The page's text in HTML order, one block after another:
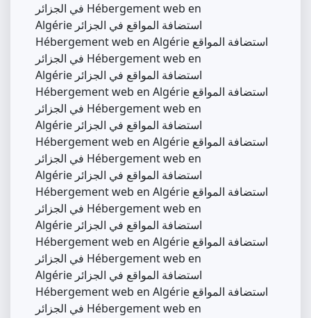
في الجزائر Hébergement web en
Algérie استضافة المواقع في الجزائر
Hébergement web en Algérie استضافة المواقع
في الجزائر Hébergement web en
Algérie استضافة المواقع في الجزائر
Hébergement web en Algérie استضافة المواقع
في الجزائر Hébergement web en
Algérie استضافة المواقع في الجزائر
Hébergement web en Algérie استضافة المواقع
في الجزائر Hébergement web en
Algérie استضافة المواقع في الجزائر
Hébergement web en Algérie استضافة المواقع
في الجزائر Hébergement web en
Algérie استضافة المواقع في الجزائر
Hébergement web en Algérie استضافة المواقع
في الجزائر Hébergement web en
Algérie استضافة المواقع في الجزائر
Hébergement web en Algérie استضافة المواقع
في الجزائر Hébergement web en